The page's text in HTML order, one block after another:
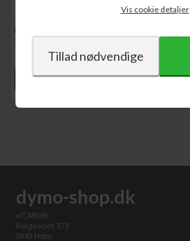
Vis cookie detaljer
1.107,00 DKK
dymo-shop.dk
v/CABI.dk
Kongevejen 373
2840 Holte